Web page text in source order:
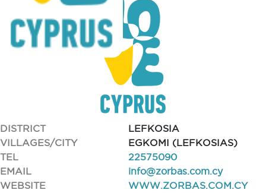
DISTRICT
LEFKOSIA
VILLAGES/CITY
EGKOMI (LEFKOSIAS)
TEL
22575090
EMAIL
info@zorbas.com.cy
WEBSITE
WWW.ZORBAS.COM.CY